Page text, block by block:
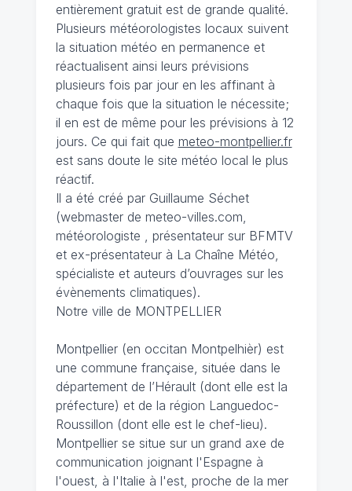
entièrement gratuit est de grande qualité.
Plusieurs météorologistes locaux suivent
la situation météo en permanence et
réactualisent ainsi leurs prévisions
plusieurs fois par jour en les affinant à
chaque fois que la situation le nécessite;
il en est de même pour les prévisions à 12
jours. Ce qui fait que meteo-montpellier.fr
est sans doute le site météo local le plus
réactif.
Il a été créé par Guillaume Séchet
(webmaster de meteo-villes.com,
météorologiste , présentateur sur BFMTV
et ex-présentateur à La Chaîne Météo,
spécialiste et auteurs d’ouvrages sur les
évènements climatiques).
Notre ville de MONTPELLIER
Montpellier (en occitan Montpelhièr) est
une commune française, située dans le
département de l’Hérault (dont elle est la
préfecture) et de la région Languedoc-
Roussillon (dont elle est le chef-lieu).
Montpellier se situe sur un grand axe de
communication joignant l'Espagne à
l'ouest, à l'Italie à l'est, proche de la mer